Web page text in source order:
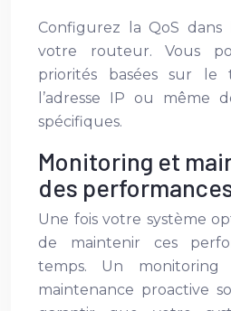
Configurez la QoS dans
votre routeur. Vous
priorités basées sur le
l’adresse IP ou même
spécifiques.
Monitoring et
des
Une fois votre système
de maintenir ces
temps. Un
maintenance proactive